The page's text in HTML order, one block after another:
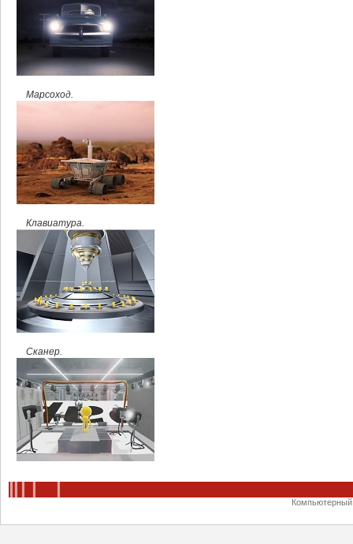
Марсоход.
Клавиатура.
Сканер.
Компьютерный